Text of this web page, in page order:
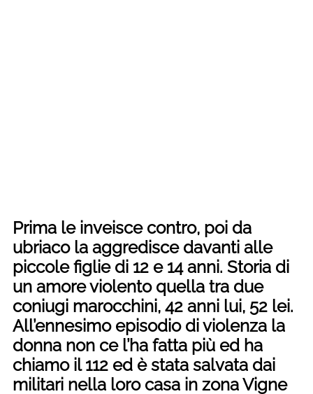
Prima le inveisce contro, poi da
ubriaco la aggredisce davanti alle
piccole figlie di 12 e 14 anni. Storia di
un amore violento quella tra due
coniugi marocchini, 42 anni lui, 52 lei.
All’ennesimo episodio di violenza la
donna non ce l’ha fatta più ed ha
chiamo il 112 ed è stata salvata dai
militari nella loro casa in zona Vigne